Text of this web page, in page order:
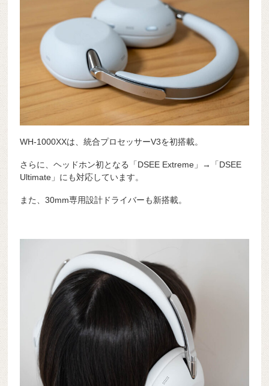
WH-1000XXは、統合プロセッサーV3を初搭載。
さらに、ヘッドホン初となる「DSEE Extreme」→「DSEE
Ultimate」にも対応しています。
また、30mm専用設計ドライバーも新搭載。